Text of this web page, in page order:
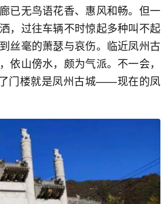
已无鸟语花香、惠风和畅。但一
，过往车辆不时惊起多种叫不起
丝毫的萧瑟与哀伤。临近凤州古
山傍水，颇为气派。不一会，
门楼就是凤州古城——现在的凤